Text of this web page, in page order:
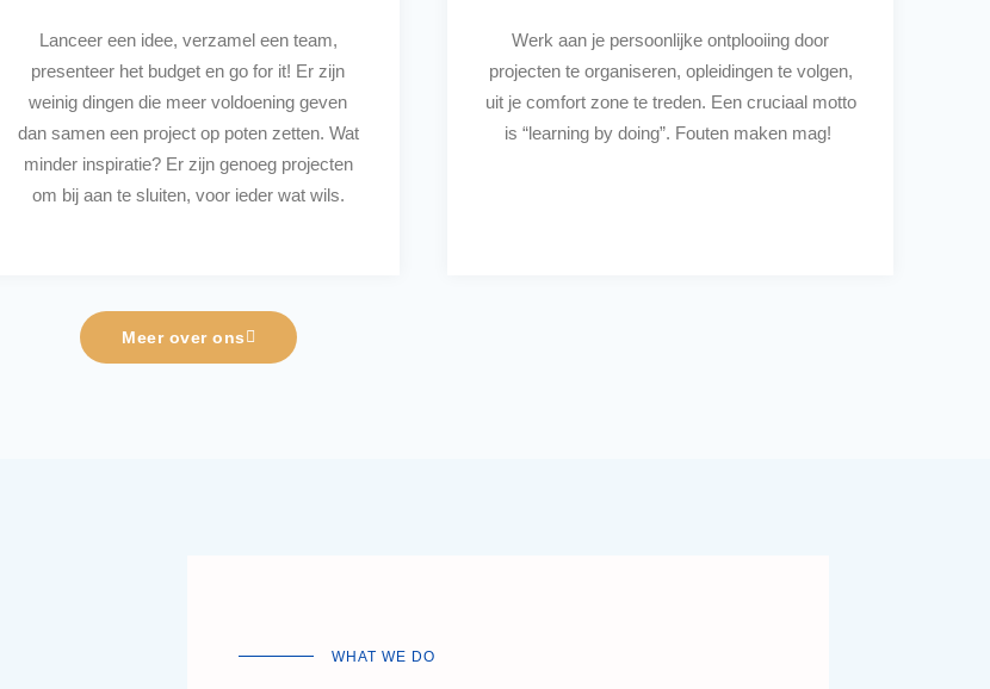
Lanceer een idee, verzamel een team,
presenteer het budget en go for it! Er zijn
weinig dingen die meer voldoening geven
dan samen een project op poten zetten. Wat
minder inspiratie? Er zijn genoeg projecten
om bij aan te sluiten, voor ieder wat wils.
Werk aan je persoonlijke ontplooiing door
projecten te organiseren, opleidingen te volgen,
uit je comfort zone te treden. Een cruciaal motto
is “learning by doing”. Fouten maken mag!
Meer over ons
WHAT WE DO